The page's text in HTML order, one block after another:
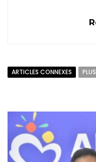
ARTICLES CONNEXES